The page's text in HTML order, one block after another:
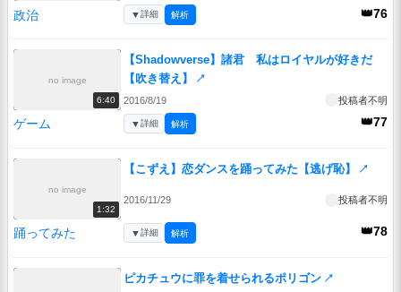
政治 👑76
▼詳細 解析
no image
6:40
【Shadowverse】諸君 私はロイヤルが好きだ
【吹き替え】
↗
2016/8/19 投稿者不明
ゲーム 👑77
▼詳細 解析
no image
1:32
【こずえ】恋ダンスを踊ってみた【逃げ恥】 ↗
2016/11/29 投稿者不明
踊ってみた 👑78
▼詳細 解析
ピカチュウに罪を着せられるポリゴン ↗